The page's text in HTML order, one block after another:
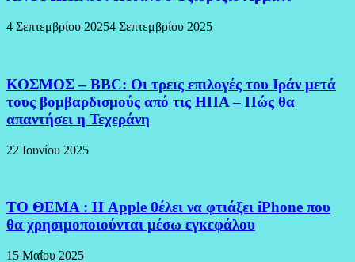
4 Σεπτεμβρίου 20254 Σεπτεμβρίου 2025
ΚΟΣΜΟΣ – BBC: Οι τρεις επιλογές του Ιράν μετά
τους βομβαρδισμούς από τις ΗΠΑ – Πώς θα
απαντήσει η Τεχεράνη
22 Ιουνίου 2025
ΤΟ ΘΕΜΑ : Η Apple θέλει να φτιάξει iPhone που
θα χρησιμοποιούνται μέσω εγκεφάλου
15 Μαΐου 2025